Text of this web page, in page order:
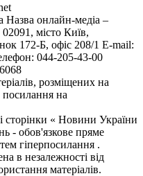
Назва онлайн-медіа –
місто Київ,
172-Б, офіс 208/1 E-mail:
044-205-43-00
розміщених на
посилання на
сторінки « Новини України
- обов'язкове пряме
гіперпосилання .
в незалежності від
матеріалів.